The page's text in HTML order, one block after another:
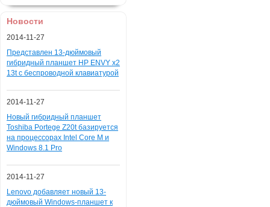
Новости
2014-11-27
Представлен 13-дюймовый
гибридный планшет HP ENVY x2
13t с беспроводной клавиатурой
2014-11-27
Новый гибридный планшет
Toshiba Portege Z20t базируется
на процессорах Intel Core M и
Windows 8.1 Pro
2014-11-27
Lenovo добавляет новый 13-
дюймовый Windows-планшет к